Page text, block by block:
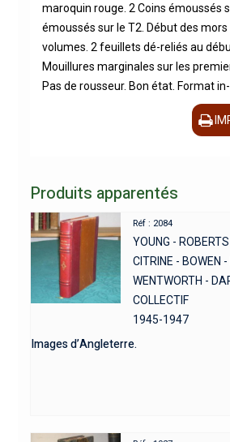
maroquin rouge. 2 Coins émoussés
émoussés sur le T2. Début des
volumes. 2 feuillets dé-reliés au
Mouillures marginales sur les
Pas de rousseur. Bon état. Format in-
Produits apparentés
Réf : 2084
YOUNG -
CITRINE - BOWEN -
WENTWORTH -
COLLECTIF
1945-1947
Images d’Angleterre.